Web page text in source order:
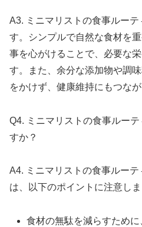
A3. ミニマリストの食事ルー
す。シンプルで自然な食材を
事を心がけることで、必要な
す。また、余分な添加物や調
をかけず、健康維持にもつなが
Q4. ミニマリストの食事ルー
すか？
A4. ミニマリストの食事ルー
は、以下のポイントに注意しま
食材の無駄を減らすため